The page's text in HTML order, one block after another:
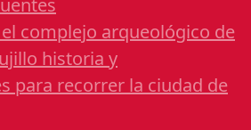
complejo arqueológico de
historia y
para recorrer la ciudad de